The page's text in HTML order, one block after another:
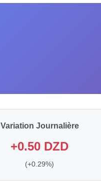
Variation Journalière
+0.50 DZD
(+0.29%)